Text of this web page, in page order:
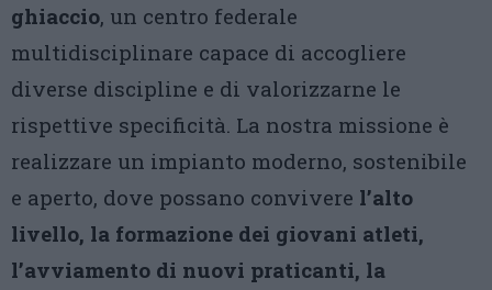
ghiaccio, un centro federale
multidisciplinare capace di accogliere
diverse discipline e di valorizzarne le
rispettive specificità. La nostra missione è
realizzare un impianto moderno, sostenibile
e aperto, dove possano convivere l’alto
livello, la formazione dei giovani atleti,
l’avviamento di nuovi praticanti, la